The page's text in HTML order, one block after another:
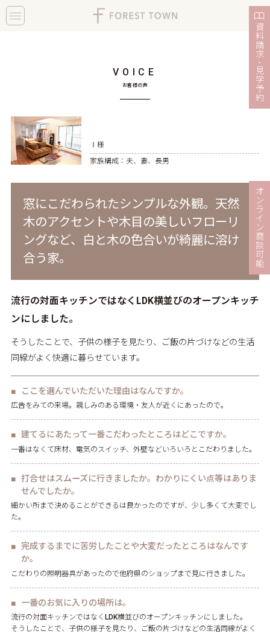
toggle
navigation
VOICE
お客様の声
Ⅰ様
家族構成：夫、妻、長男
窓にこだわられたシンプルな外観。天然
木のアクセントや木目の美しいフローリ
ングなど、白と木の色合いが綺麗に溶け
合う家。
流行の対面キッチンではなくLDK横並びのオープンキッチ
ンにしました。
そうしたことで、子供の様子を見たり、ご飯の片づけなどの生活
同線がよく快適に暮らせています。
ここを選んでいただいた理由はなんですか。
広告をみての来場。親しみのある環境・友人が近くにあったので。
建てるにあたって一番こだわったところはどこですか。
一番はなくて床材、電気のスイッチ、外壁などいろいろとこだわりました。
打合せはスムーズに行きましたか。わかりにくい点等はありま
せんでしたか。
細かい所まで決めることができるは良かったのですが、少し多くて大変でし
た。
完成するまでに苦労したことや大変だったところはなんです
か。
こだわりの照明器具があったので他府県のショップまで見に行きました。
一番のお気に入りの場所は。
流行の対面キッチンではなくLDK横並びのオープンキッチンにしました。
そうしたことで、子供の様子を見たり、ご飯の片づけなどの生活同線がよく
資
料
請
求
・
見
学
予
約
オ
ン
ラ
イ
ン
商
談
可
能